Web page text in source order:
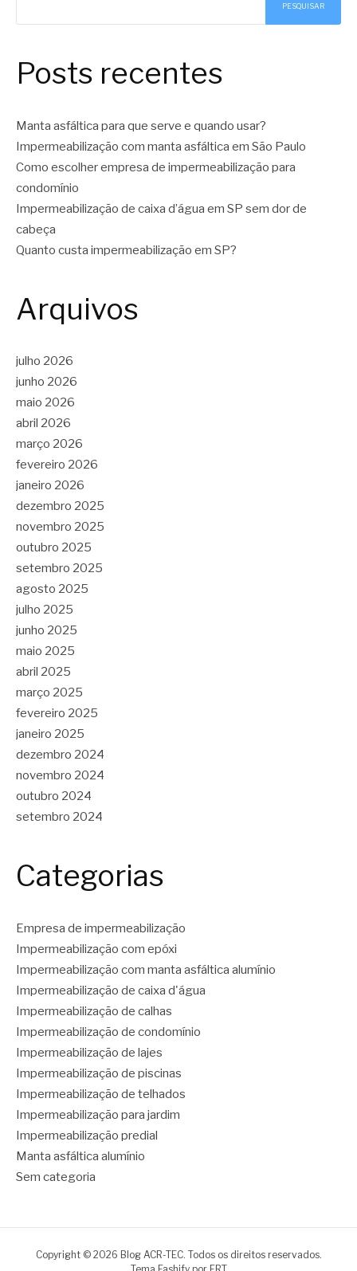
PESQUISAR
Posts recentes
Manta asfáltica para que serve e quando usar?
Impermeabilização com manta asfáltica em São Paulo
Como escolher empresa de impermeabilização para
condomínio
Impermeabilização de caixa d’água em SP sem dor de
cabeça
Quanto custa impermeabilização em SP?
Arquivos
julho 2026
junho 2026
maio 2026
abril 2026
março 2026
fevereiro 2026
janeiro 2026
dezembro 2025
novembro 2025
outubro 2025
setembro 2025
agosto 2025
julho 2025
junho 2025
maio 2025
abril 2025
março 2025
fevereiro 2025
janeiro 2025
dezembro 2024
novembro 2024
outubro 2024
setembro 2024
Categorias
Empresa de impermeabilização
Impermeabilização com epóxi
Impermeabilização com manta asfáltica alumínio
Impermeabilização de caixa d'água
Impermeabilização de calhas
Impermeabilização de condomínio
Impermeabilização de lajes
Impermeabilização de piscinas
Impermeabilização de telhados
Impermeabilização para jardim
Impermeabilização predial
Manta asfáltica alumínio
Sem categoria
Copyright © 2026 Blog ACR-TEC. Todos os direitos reservados.